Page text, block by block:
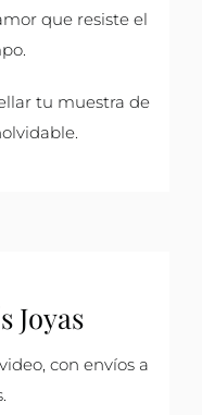
que resiste el
tu muestra de
Joyas
con envíos a